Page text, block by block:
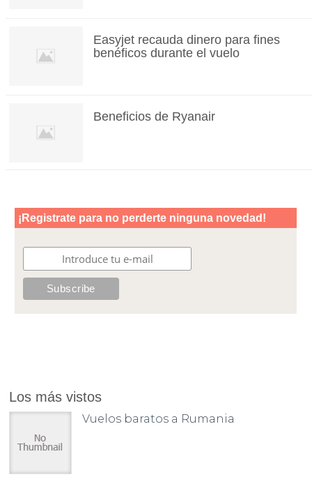
Easyjet recauda dinero para fines
benéficos durante el vuelo
Beneficios de Ryanair
Los más vistos
Vuelos baratos a Rumania